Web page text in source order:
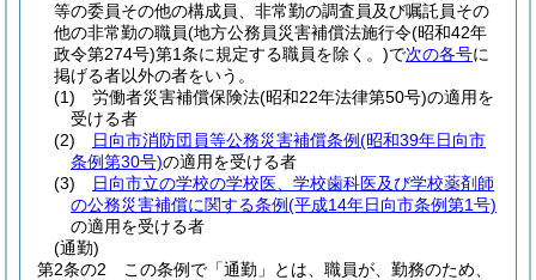
等の委員その他の構成員、非常勤の調査員及び嘱託員その
他の非常勤の職員(地方公務員災害補償法施行令(昭和42年
政令第274号)第1条に規定する職員を除く。)で次の各号に
掲げる者以外の者をいう。
(1)
労働者災害補償保険法(昭和22年法律第50号)の適用を
受ける者
(2)
日向市消防団員等公務災害補償条例(昭和39年日向市
条例第30号)の適用を受ける者
(3)
日向市立の学校の学校医、学校歯科医及び学校薬剤師
の公務災害補償に関する条例(平成14年日向市条例第1号)
の適用を受ける者
(通勤)
第2条の2
この条例で「通勤」とは、職員が、勤務のため、